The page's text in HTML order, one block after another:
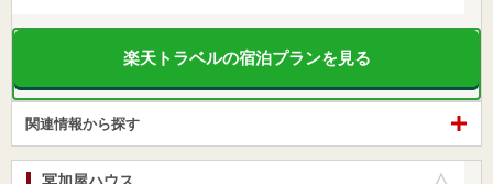
楽天トラベルの宿泊プランを見る
関連情報から探す
お気に入
冥加屋ハウス